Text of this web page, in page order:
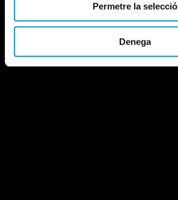
Permetre la selecció
Denega